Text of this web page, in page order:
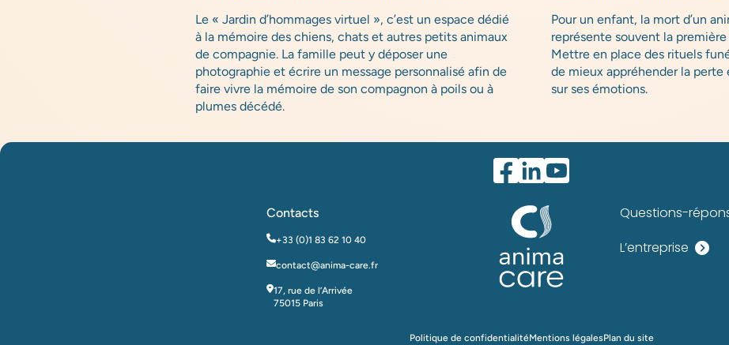
Le « Jardin d’hommages virtuel », c’est un espace dédié
à la mémoire des chiens, chats et autres petits animaux
de compagnie. La famille peut y déposer une
photographie et écrire un message personnalisé afin de
faire vivre la mémoire de son compagnon à poils ou à
plumes décédé.
Pour un enfant, la mort d’un
représente souvent la
Mettre en place des rituels
de mieux appréhender la
sur ses émotions.
Contacts
+33 (0)1 83 62 10 40
contact@anima-care.fr
17, rue de l’Arrivée
75015 Paris
Questions-
L’entreprise
Politique de confidentialitéMentions légalesPlan du site